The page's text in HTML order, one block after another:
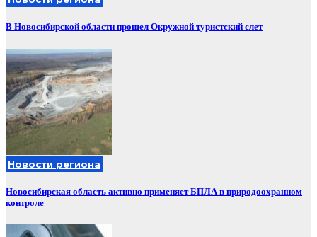
В Новосибирской области прошел Окружной туристский слет
Новости региона
Новосибирская область активно применяет БПЛА в природоохранном
контроле